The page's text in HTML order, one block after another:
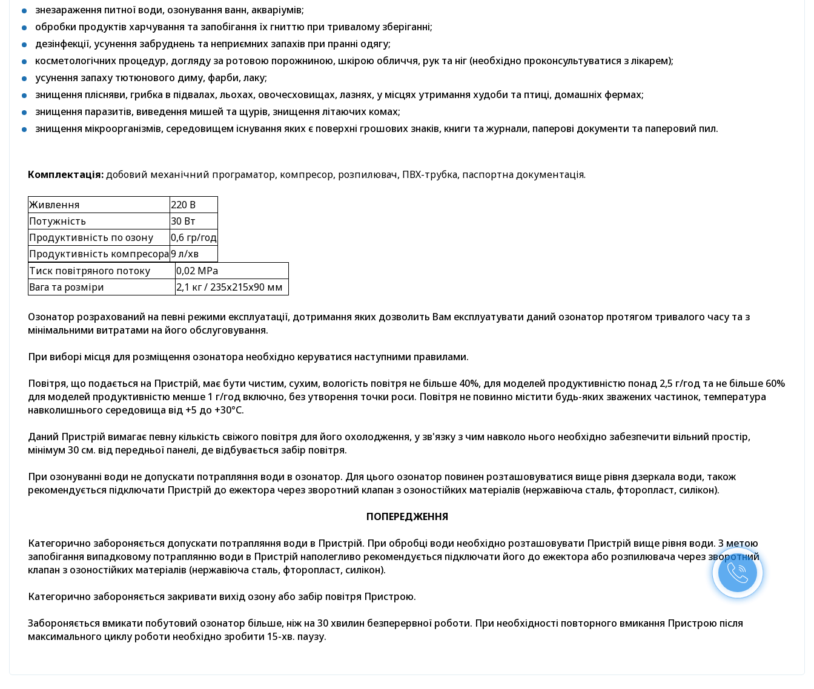
знезараження питної води, озонування ванн, акваріумів;
обробки продуктів харчування та запобігання їх гниттю при тривалому зберіганні;
дезінфекції, усунення забруднень та неприємних запахів при пранні одягу;
косметологічних процедур, догляду за ротовою порожниною, шкірою обличчя, рук та ніг (необхідно проконсультуватися з лікарем);
усунення запаху тютюнового диму, фарби, лаку;
знищення плісняви, грибка в підвалах, льохах, овочесховищах, лазнях, у місцях утримання худоби та птиці, домашніх фермах;
знищення паразитів, виведення мишей та щурів, знищення літаючих комах;
знищення мікроорганізмів, середовищем існування яких є поверхні грошових знаків, книги та журнали, паперові документи та паперовий пил.
Комплектація:добовий механічний програматор, компресор, розпилювач, ПВХ-трубка, паспортна документація.
Живлення
220 В
Потужність
30 Вт
Продуктивність по озону
0,6 гр/год
Продуктивність компресора9 л/хв
Тиск повітряного потоку
0,02 MPa
Вага та розміри
2,1 кг / 235х215х90 мм
Озонатор розрахований на певні режими експлуатації, дотримання яких дозволить Вам експлуатувати даний озонатор протягом тривалого часу та з
мінімальними витратами на його обслуговування.
При виборі місця для розміщення озонатора необхідно керуватися наступними правилами.
Повітря, що подається на Пристрій, має бути чистим, сухим, вологість повітря не більше 40%, для моделей продуктивністю понад 2,5 г/год та не більше 60%
для моделей продуктивністю менше 1 г/год включно, без утворення точки роси. Повітря не повинно містити будь-яких зважених частинок, температура
навколишнього середовища від +5 до +30°С.
Даний Пристрій вимагає певну кількість свіжого повітря для його охолодження, у зв'язку з чим навколо нього необхідно забезпечити вільний простір,
мінімум 30 см. від передньої панелі, де відбувається забір повітря.
При озонуванні води не допускати потрапляння води в озонатор. Для цього озонатор повинен розташовуватися вище рівня дзеркала води, також
рекомендується підключати Пристрій до ежектора через зворотний клапан з озоностійких матеріалів (нержавіюча сталь, фторопласт, силікон).
ПОПЕРЕДЖЕННЯ
Категорично забороняється допускати потрапляння води в Пристрій. При обробці води необхідно розташовувати Пристрій вище рівня води. З метою
запобігання випадковому потраплянню води в Пристрій наполегливо рекомендується підключати його до ежектора або розпилювача через зворотний
клапан з озоностійких матеріалів (нержавіюча сталь, фторопласт, силікон).
Категорично забороняється закривати вихід озону або забір повітря Пристрою.
Забороняється вмикати побутовий озонатор більше, ніж на 30 хвилин безперервної роботи. При необхідності повторного вмикання Пристрою після
максимального циклу роботи необхідно зробити 15-хв. паузу.